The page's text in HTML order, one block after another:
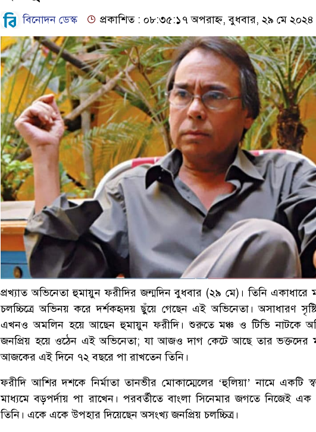
বিনোদন ডেস্ক প্রকাশিত : ০৮:৩৫:১৭ অপরাহ্ন, বুধবার, ২৯ মে ২০২৪
প্রখ্যাত অভিনেতা হুমায়ুন ফরীদির জন্মদিন বুধবার (২৯ মে)। তিনি একাধারে
চলচ্চিত্রে অভিনয় করে দর্শকহৃদয় ছুঁয়ে গেছেন এই অভিনেতা। অসাধারণ
এখনও অমলিন হয়ে আছেন হুমায়ুন ফরীদি। শুরুতে মঞ্চ ও টিভি নাটকে
জনপ্রিয় হয়ে ওঠেন এই অভিনেতা; যা আজও দাগ কেটে আছে তার ভক্তদের
আজকের এই দিনে ৭২ বছরে পা রাখতেন তিনি।
ফরীদি আশির দশকে নির্মাতা তানভীর মোকাম্মেলের ‘হুলিয়া’ নামে একটি
মাধ্যমে বড়পর্দায় পা রাখেন। পরবর্তীতে বাংলা সিনেমার জগতে নিজেই
তিনি। একে একে উপহার দিয়েছেন অসংখ্য জনপ্রিয় চলচ্চিত্র।